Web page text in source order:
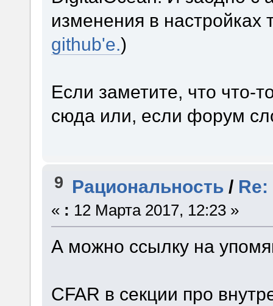
изменения в настройках
github'е.)
Если заметите, что что-
сюда или, если форум
9 Рациональность /
« : 12 Марта 2017, 12:23 »
А можно ссылку на
CFAR в секции про